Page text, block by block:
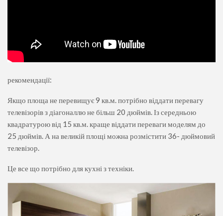
рекомендації:
Якщо площа не перевищує 9 кв.м. потрібно віддати перевагу
телевізорів з діагоналлю не більш 20 дюймів. Із середньою
квадратурою від 15 кв.м. краще віддати переваги моделям до
25 дюймів. А на великій площі можна розмістити 36- дюймовий
телевізор.
Це все що потрібно для кухні з техніки.